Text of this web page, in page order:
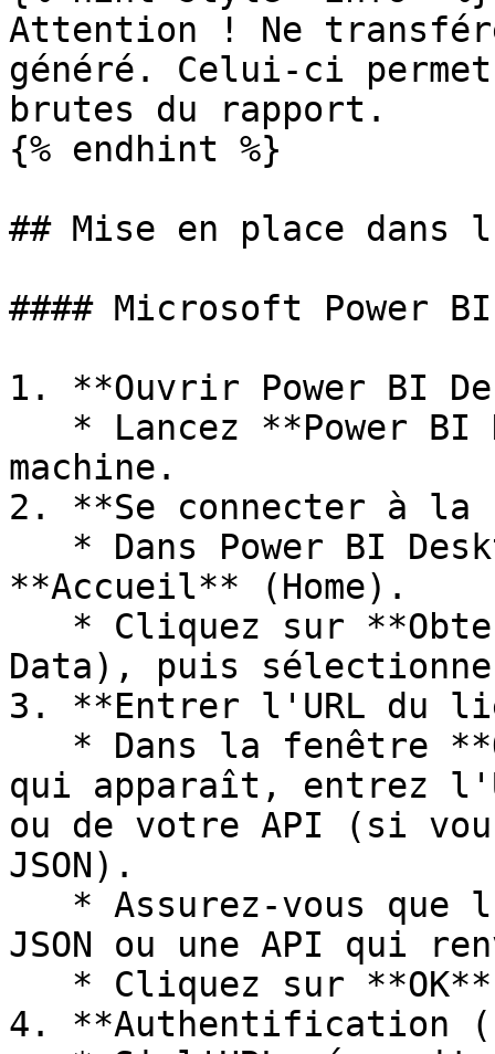
Attention ! Ne
généré. Celui-ci
brutes du rapport.
{% endhint %}
## Mise en place
#### Microsoft Power BI
1. **Ouvrir Power BI
machine.
2. **Se connecter à la
**Accueil** (Home).
Data), puis
3. **Entrer l'URL du
qui apparaît, entrez
ou de votre API (si
JSON).
JSON ou une API qui
4. **Authentification